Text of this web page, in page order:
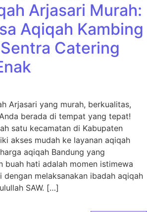
Arjasari Murah:
Aqiqah Kambing
Catering
Arjasari yang murah, berkualitas,
berada di tempat yang tepat!
satu kecamatan di Kabupaten
akses mudah ke layanan aqiqah
aqiqah Bandung yang
buah hati adalah momen istimewa
melaksanakan ibadah aqiqah
SAW. […]